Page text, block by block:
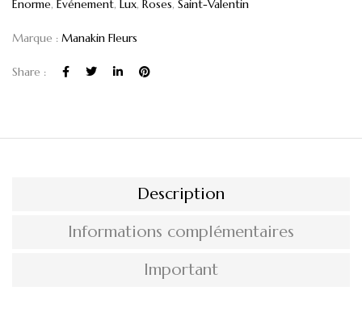
Énorme, Événement, Lux, Roses, Saint-Valentin
Marque : Manakin Fleurs
Share :
Description
Informations complémentaires
Important